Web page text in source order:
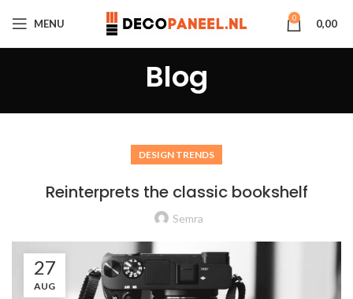
MENU 0 0,00
Blog
DESIGN TRENDS
Reinterprets the classic bookshelf
Semra
27
AUG